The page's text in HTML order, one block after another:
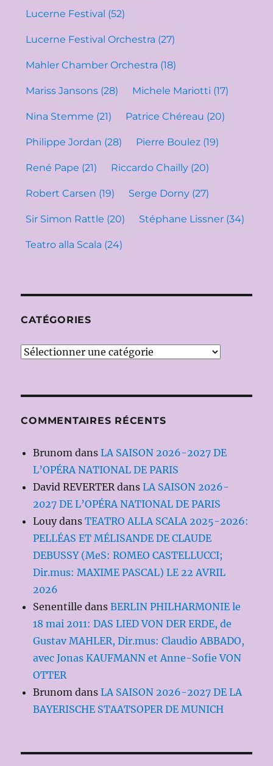
Lucerne Festival (52)
Lucerne Festival Orchestra (27)
Mahler Chamber Orchestra (18)
Mariss Jansons (28) Michele Mariotti (17)
Nina Stemme (21) Patrice Chéreau (20)
Philippe Jordan (28) Pierre Boulez (19)
René Pape (21) Riccardo Chailly (20)
Robert Carsen (19) Serge Dorny (27)
Sir Simon Rattle (20) Stéphane Lissner (34)
Teatro alla Scala (24)
CATÉGORIES
Catégories
COMMENTAIRES RÉCENTS
Brunom dansLA SAISON 2026-2027 DE
L’OPÉRA NATIONAL DE PARIS
David REVERTER dansLA SAISON 2026-
2027 DE L’OPÉRA NATIONAL DE PARIS
LouydansTEATRO ALLA SCALA 2025-2026:
PELLÉAS ET MÉLISANDE DE CLAUDE
DEBUSSY (MeS: ROMEO CASTELLUCCI;
Dir.mus: MAXIME PASCAL) LE 22 AVRIL
2026
Senentille dansBERLIN PHILHARMONIE le
18 mai 2011: DAS LIED VON DER ERDE, de
Gustav MAHLER, Dir.mus: Claudio ABBADO,
avec Jonas KAUFMANN et Anne-Sofie VON
OTTER
Brunom dansLA SAISON 2026-2027 DE LA
BAYERISCHE STAATSOPER DE MUNICH